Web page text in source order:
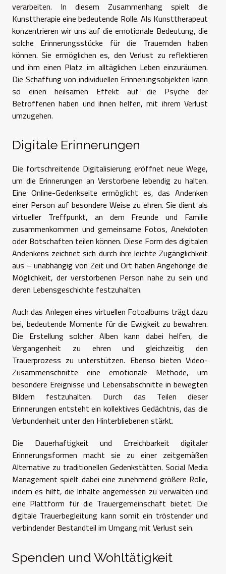
verarbeiten. In diesem Zusammenhang spielt die
Kunsttherapie eine bedeutende Rolle. Als Kunsttherapeut
konzentrieren wir uns auf die emotionale Bedeutung, die
solche Erinnerungsstücke für die Trauernden haben
können. Sie ermöglichen es, den Verlust zu reflektieren
und ihm einen Platz im alltäglichen Leben einzuräumen.
Die Schaffung von individuellen Erinnerungsobjekten kann
so einen heilsamen Effekt auf die Psyche der
Betroffenen haben und ihnen helfen, mit ihrem Verlust
umzugehen.
Digitale Erinnerungen
Die fortschreitende Digitalisierung eröffnet neue Wege,
um die Erinnerungen an Verstorbene lebendig zu halten.
Eine Online-Gedenkseite ermöglicht es, das Andenken
einer Person auf besondere Weise zu ehren. Sie dient als
virtueller Treffpunkt, an dem Freunde und Familie
zusammenkommen und gemeinsame Fotos, Anekdoten
oder Botschaften teilen können. Diese Form des digitalen
Andenkens zeichnet sich durch ihre leichte Zugänglichkeit
aus – unabhängig von Zeit und Ort haben Angehörige die
Möglichkeit, der verstorbenen Person nahe zu sein und
deren Lebensgeschichte festzuhalten.
Auch das Anlegen eines virtuellen Fotoalbums trägt dazu
bei, bedeutende Momente für die Ewigkeit zu bewahren.
Die Erstellung solcher Alben kann dabei helfen, die
Vergangenheit zu ehren und gleichzeitig den
Trauerprozess zu unterstützen. Ebenso bieten Video-
Zusammenschnitte eine emotionale Methode, um
besondere Ereignisse und Lebensabschnitte in bewegten
Bildern festzuhalten. Durch das Teilen dieser
Erinnerungen entsteht ein kollektives Gedächtnis, das die
Verbundenheit unter den Hinterbliebenen stärkt.
Die Dauerhaftigkeit und Erreichbarkeit digitaler
Erinnerungsformen macht sie zu einer zeitgemäßen
Alternative zu traditionellen Gedenkstätten. Social Media
Management spielt dabei eine zunehmend größere Rolle,
indem es hilft, die Inhalte angemessen zu verwalten und
eine Plattform für die Trauergemeinschaft bietet. Die
digitale Trauerbegleitung kann somit ein tröstender und
verbindender Bestandteil im Umgang mit Verlust sein.
Spenden und Wohltätigkeit